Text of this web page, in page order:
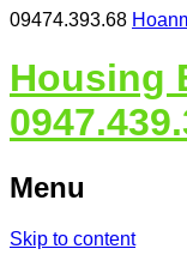
09474.393.68
Housing
Menu
Skip to content